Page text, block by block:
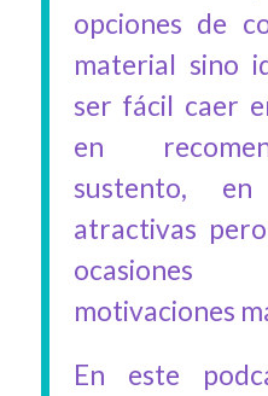
opciones de
material sino
ser fácil caer
en
sustento, en
atractivas
motivaciones
En este